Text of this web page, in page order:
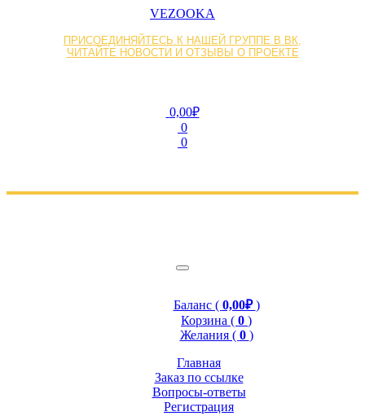
VEZOOKA
ПРИСОЕДИНЯЙТЕСЬ К НАШЕЙ ГРУППЕ В ВК,
ЧИТАЙТЕ НОВОСТИ И ОТЗЫВЫ О ПРОЕКТЕ
0,00₽
0
0
Баланс ( 0,00₽)
Корзина ( 0 )
Желания ( 0 )
Главная
Заказ по ссылке
Вопросы-ответы
Регистрация